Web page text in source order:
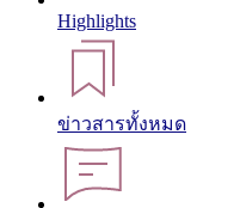
Highlights
ข่าวสารทั้งหมด